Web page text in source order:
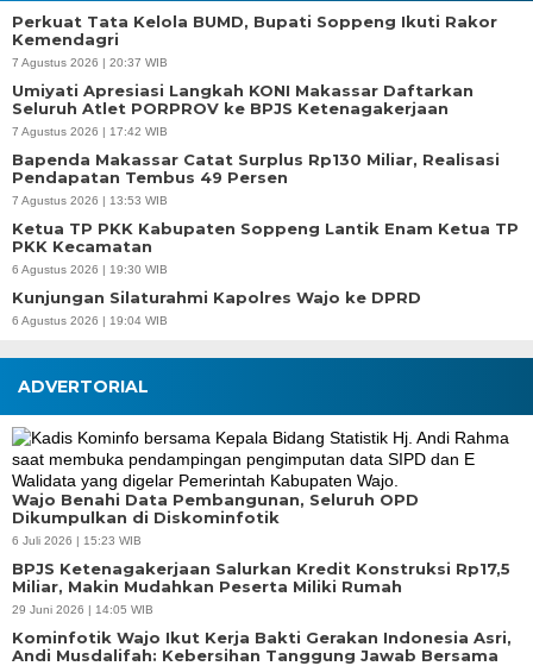
Perkuat Tata Kelola BUMD, Bupati Soppeng Ikuti Rakor
Kemendagri
7 Agustus 2026 | 20:37 WIB
Umiyati Apresiasi Langkah KONI Makassar Daftarkan
Seluruh Atlet PORPROV ke BPJS Ketenagakerjaan
7 Agustus 2026 | 17:42 WIB
Bapenda Makassar Catat Surplus Rp130 Miliar, Realisasi
Pendapatan Tembus 49 Persen
7 Agustus 2026 | 13:53 WIB
Ketua TP PKK Kabupaten Soppeng Lantik Enam Ketua TP
PKK Kecamatan
6 Agustus 2026 | 19:30 WIB
Kunjungan Silaturahmi Kapolres Wajo ke DPRD
6 Agustus 2026 | 19:04 WIB
ADVERTORIAL
Wajo Benahi Data Pembangunan, Seluruh OPD
Dikumpulkan di Diskominfotik
6 Juli 2026 | 15:23 WIB
BPJS Ketenagakerjaan Salurkan Kredit Konstruksi Rp17,5
Miliar, Makin Mudahkan Peserta Miliki Rumah
29 Juni 2026 | 14:05 WIB
Kominfotik Wajo Ikut Kerja Bakti Gerakan Indonesia Asri,
Andi Musdalifah: Kebersihan Tanggung Jawab Bersama